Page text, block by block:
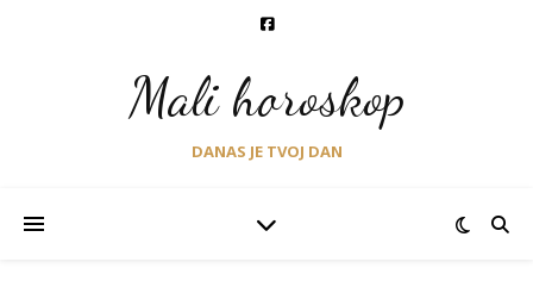
Mali horoskop
DANAS JE TVOJ DAN